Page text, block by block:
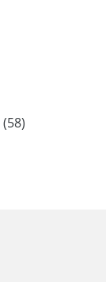
(58)